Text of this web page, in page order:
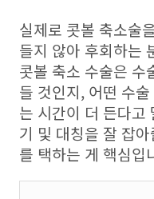
실제로 콧볼 축소술
들지 않아 후회하는
콧볼 축소 수술은 수
들 것인지, 어떤 수
는 시간이 더 든다고
기 및 대칭을 잘 잡
를 택하는 게 핵심입